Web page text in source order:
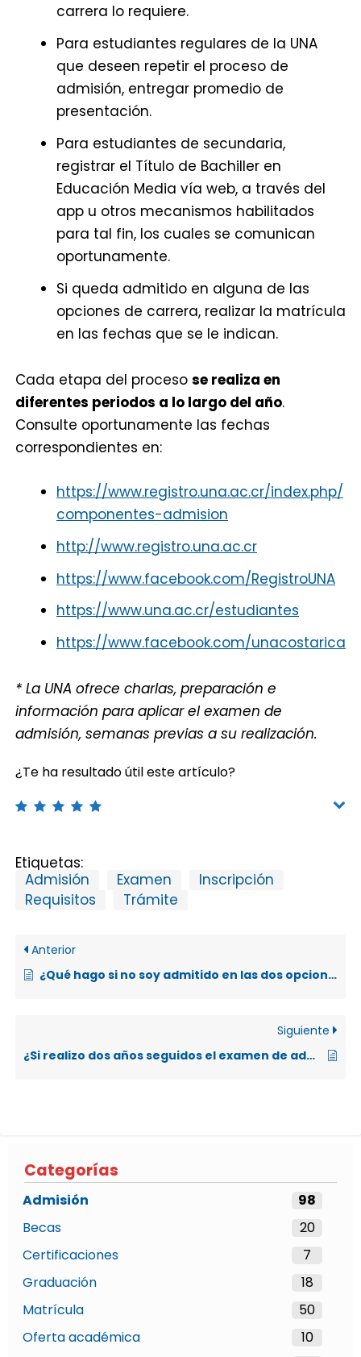
Categorías
Admisión
98
Becas
20
Certificaciones
7
Graduación
18
Matrícula
50
Oferta académica
10
carrera lo requiere.
Para estudiantes regulares de la UNA
que deseen repetir el proceso de
admisión, entregar promedio de
presentación.
Para estudiantes de secundaria,
registrar el Título de Bachiller en
Educación Media vía web, a través del
app u otros mecanismos habilitados
para tal fin, los cuales se comunican
oportunamente.
Si queda admitido en alguna de las
opciones de carrera, realizar la matrícula
en las fechas que se le indican.
Cada etapa del proceso se realiza en
diferentes periodos a lo largo del año.
Consulte oportunamente las fechas
correspondientes en:
https://www.registro.una.ac.cr/index.php/
componentes-admision
http://www.registro.una.ac.cr
https://www.facebook.com/RegistroUNA
https://www.una.ac.cr/estudiantes
https://www.facebook.com/unacostarica
* La UNA ofrece charlas, preparación e
información para aplicar el examen de
admisión, semanas previas a su realización.
¿Te ha resultado útil este artículo?
Etiquetas:
Admisión
Examen
Inscripción
Requisitos
Trámite
Anterior
¿Qué hago si no soy admitido en las dos opciones de carrera que solicité?
Siguiente
¿Si realizo dos años seguidos el examen de admisión, esos promedios se calculan para darme un promedio final o son independientes uno del otro?